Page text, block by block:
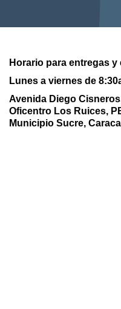
Horario para entregas y
Lunes a viernes de
Avenida Diego
Oficentro Los Ruices,
Municipio Sucre,